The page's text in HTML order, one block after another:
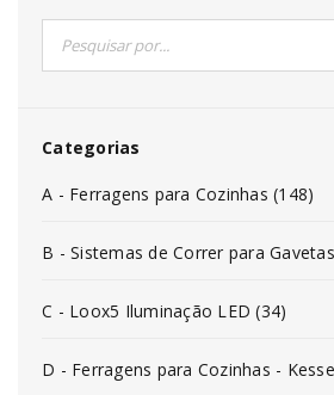
Categorias
A - Ferragens para Cozinhas (148)
B - Sistemas de Correr para
C - Loox5 Iluminação LED (34)
D - Ferragens para Cozinhas -